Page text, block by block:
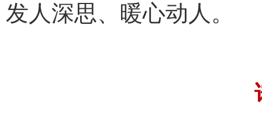
发人深思、暖心动人。